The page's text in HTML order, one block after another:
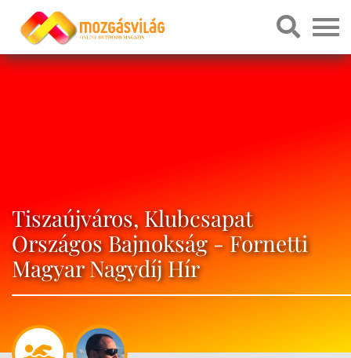
Tiszaújváros, Klubcsapat
Országos Bajnokság - Fornetti
Magyar Nagydíj Hír